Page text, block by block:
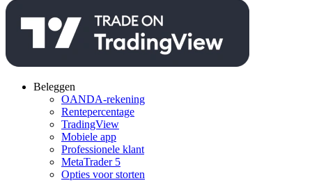
Beleggen
OANDA-rekening
Rentepercentage
TradingView
Mobiele app
Professionele klant
MetaTrader 5
Opties voor storten